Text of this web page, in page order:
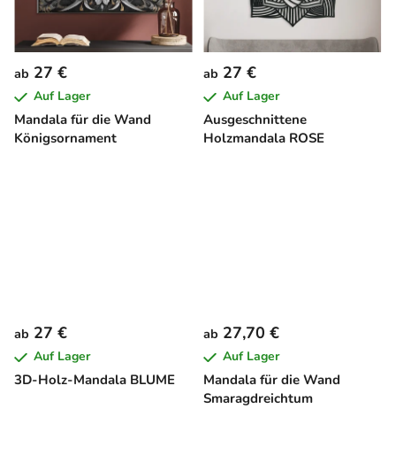
Mandala für die Wand
Königsornament
ab 27 €
Auf Lager
Ausgeschnittene
Holzmandala ROSE
ab 27 €
Auf Lager
3D-Holz-Mandala BLUME
ab 27 €
Auf Lager
Mandala für die Wand
Smaragdreichtum
ab 27,70 €
Auf Lager